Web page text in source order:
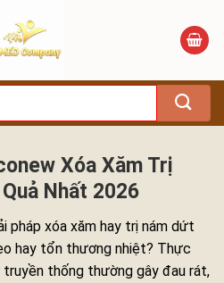
Xóa Xăm Trị
Nhất 2026
pháp xóa xăm hay trị nám dứt
hay tổn thương nhiệt? Thực
thống thường gây đau rát,